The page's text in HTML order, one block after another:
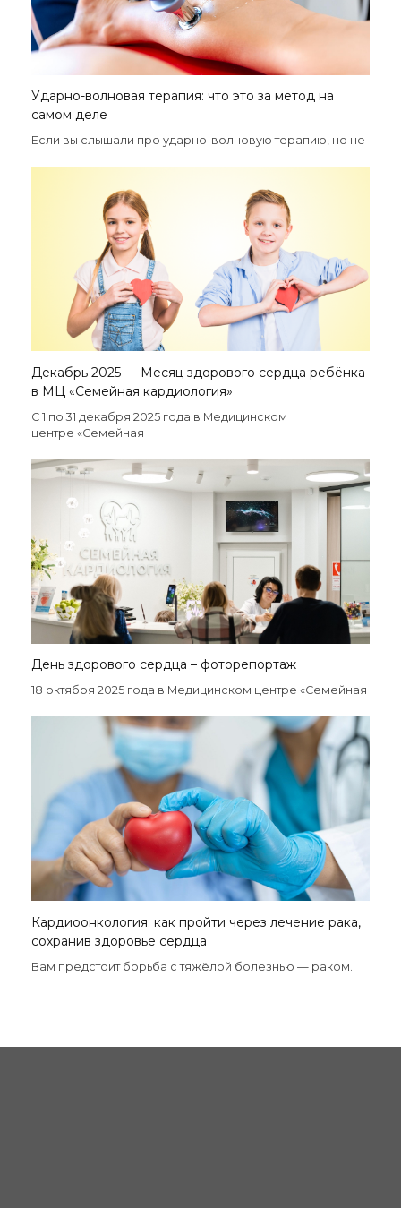
Ударно-волновая терапия: что это за метод на
самом деле
Если вы слышали про ударно-волновую терапию, но не
Декабрь 2025 — Месяц здорового сердца ребёнка
в МЦ «Семейная кардиология»
С 1 по 31 декабря 2025 года в Медицинском
центре «Семейная
День здорового сердца – фоторепортаж
18 октября 2025 года в Медицинском центре «Семейная
Кардиоонкология: как пройти через лечение рака,
сохранив здоровье сердца
Вам предстоит борьба с тяжёлой болезнью — раком.